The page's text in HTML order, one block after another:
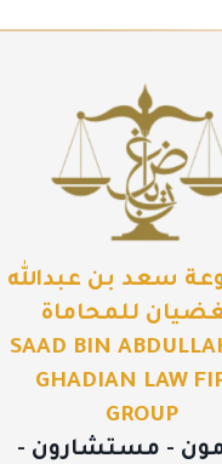
سعد بن عبدالله
للمحاماة
SAAD BIN
GHADIAN LAW
GROUP
- مستشارون -